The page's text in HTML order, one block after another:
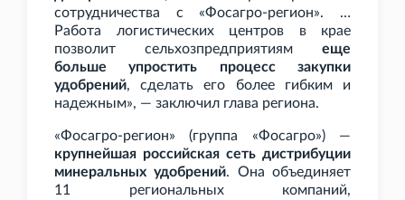
сотрудничества с «Фосагро-регион». …
Работа логистических центров в крае
позволит сельхозпредприятиям еще
больше упростить процесс закупки
удобрений, сделать его более гибким и
надежным», — заключил глава региона.
«Фосагро-регион» (группа «Фосагро») —
крупнейшая российская сеть дистрибуции
минеральных удобрений. Она объединяет
11 региональных компаний,